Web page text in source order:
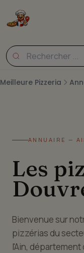
Meilleure Pizzeria
ANNUAIRE —
Les
Bienvenue sur
pizzérias du
l'Ain,